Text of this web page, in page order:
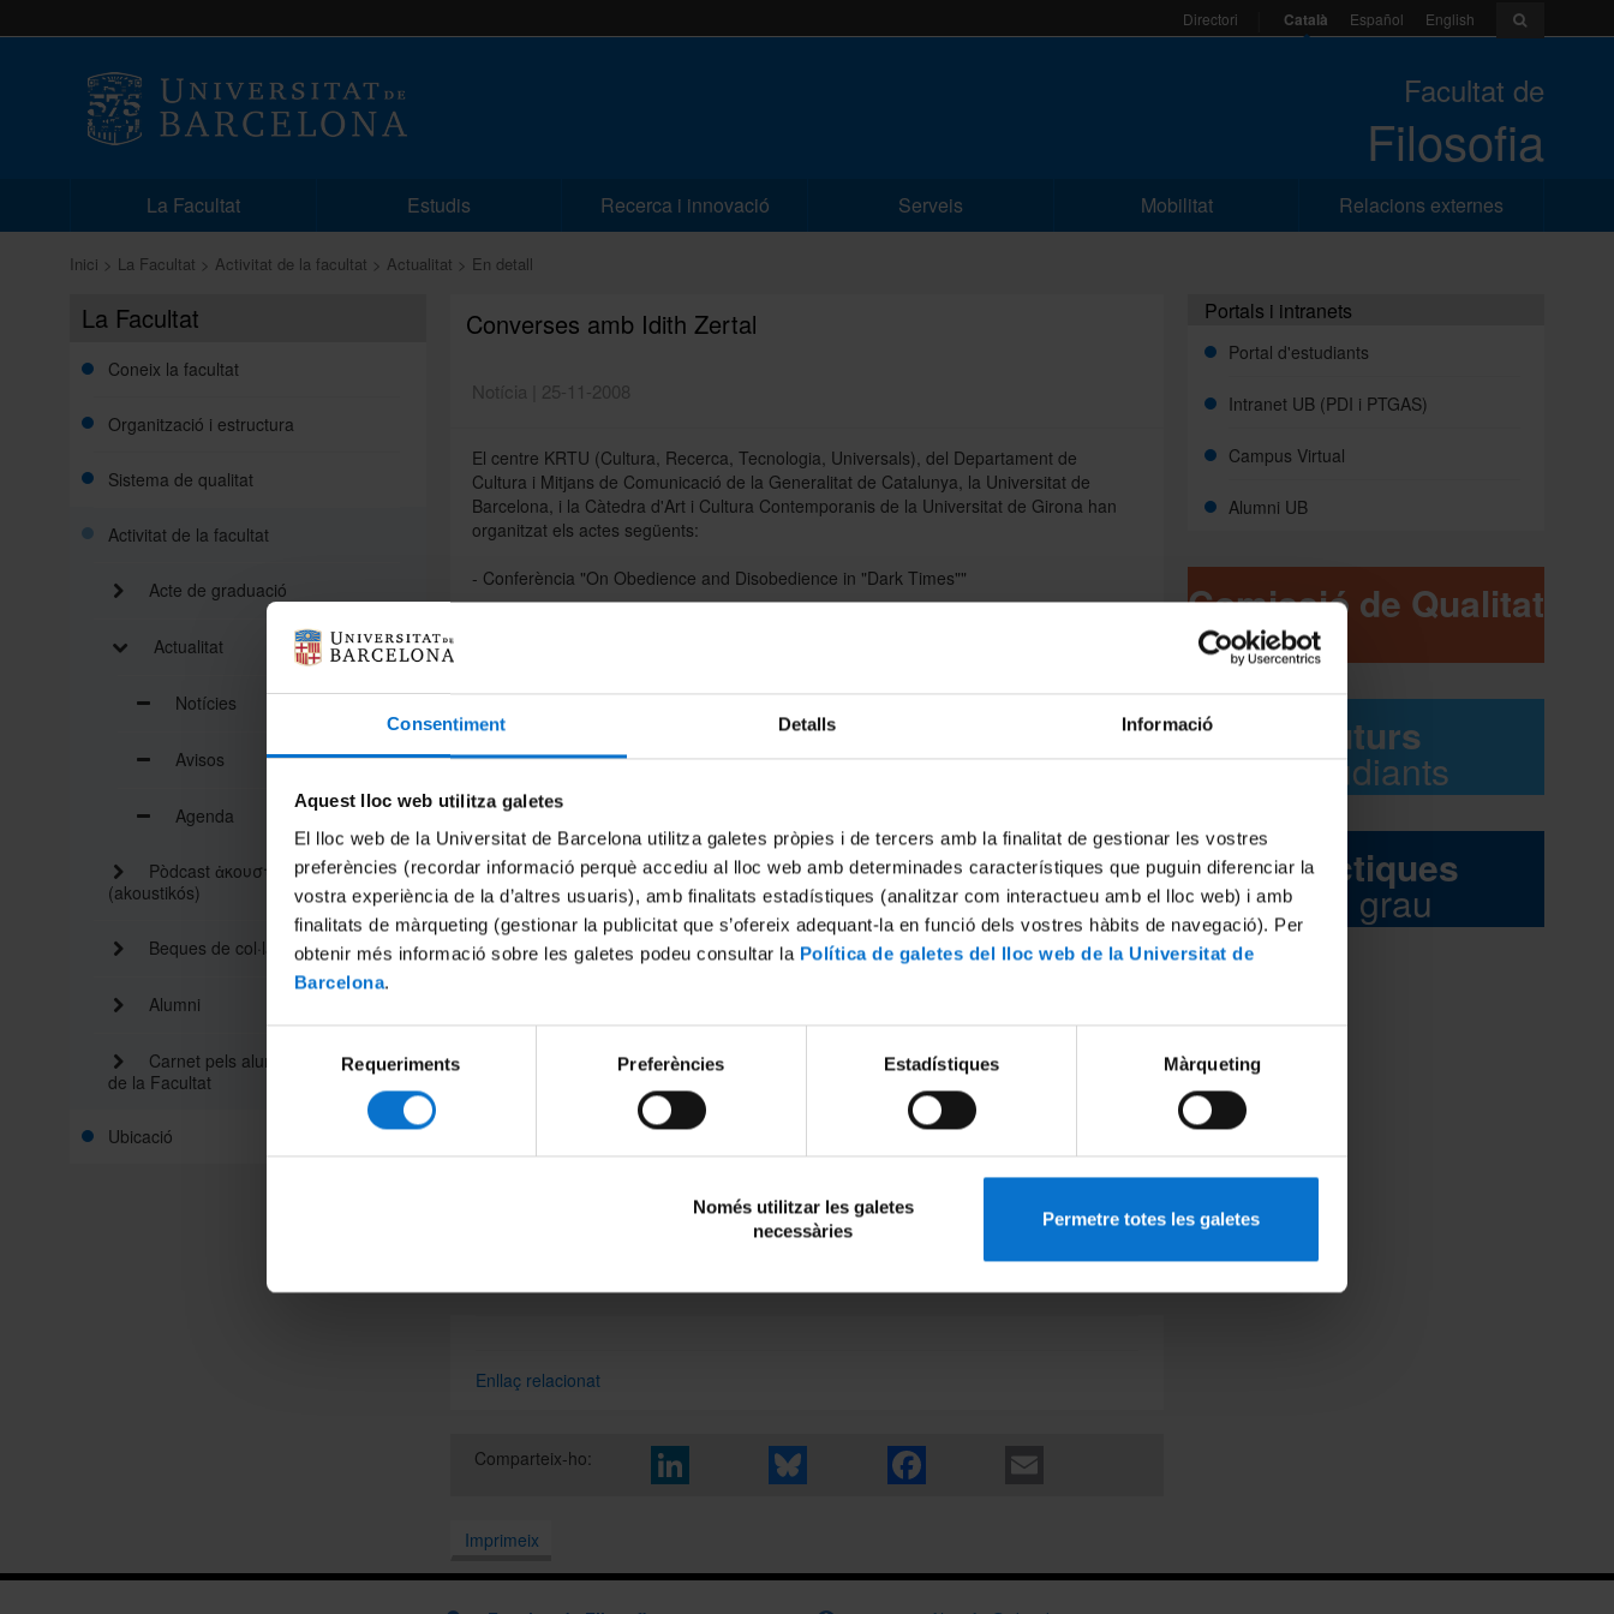
Consentiment Detalls Informació
Aquest lloc web utilitza galetes
El lloc web de la Universitat de Barcelona utilitza galetes pròpies i de tercers amb la finalitat de gestionar les vostres
preferències (recordar informació perquè accediu al lloc web amb determinades característiques que puguin diferenciar la
vostra experiència de la d’altres usuaris), amb finalitats estadístiques (analitzar com interactueu amb el lloc web) i amb
finalitats de màrqueting (gestionar la publicitat que s’ofereix adequant-la en funció dels vostres hàbits de navegació). Per
obtenir més informació sobre les galetes podeu consultar la Política de galetes del lloc web de la Universitat de
Barcelona.
de
consentiment
Requeriments Preferències Estadístiques Màrqueting
Només utilitzar les galetes
necessàries
Permetre totes les galetes
Directori Català Español English
Facultat de
Filosofia
La Facultat Estudis Recerca i innovació Serveis Mobilitat Relacions externes
Inici La Facultat Activitat de la facultat Actualitat En detall
La Facultat
Coneix la facultat
Organització i estructura
Sistema de qualitat
Activitat de la facultat
Acte de graduació
Actualitat
Notícies
Avisos
Agenda
Pòdcast ἀκουστικός
(akoustikós)
Beques de col·laboració
Alumni
Carnet pels alumnes i personal
de la Facultat
Ubicació
Converses amb Idith Zertal
Notícia | 25-11-2008
El centre KRTU (Cultura, Recerca, Tecnologia, Universals), del Departament de
Cultura i Mitjans de Comunicació de la Generalitat de Catalunya, la Universitat de
Barcelona, i la Càtedra d'Art i Cultura Contemporanis de la Universitat de Girona han
organitzat els actes següents:
- Conferència "On Obedience and Disobedience in "Dark Times""
LLOC: Sala Gran de la Facultat de Filosofia de la UB
- Seminari "Hannah Arendt on Freedom"
DIA: dimarts 2 de desembre de 2008
HORA: 11h
LLOC: Aula 404 de la Facultat de Filosofia de la UB
- Conferència "On Friendship in Hannah Arendt's Thought and Life: The Case of
DIA: dimecres 3 de desembre de 2008
LLOC: Sala de Graus de la Universitat de Girona
Enllaç relacionat
Comparteix-ho:
Imprimeix
Portals i intranets
Portal d'estudiants
Intranet UB (PDI i PTGAS)
Campus Virtual
Alumni UB
Comissió de Qualitat
Futurs
estudiants
Pràctiques
del grau